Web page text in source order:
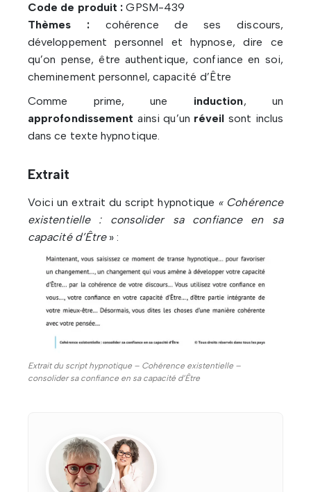
Code de produit : GPSM-439
Thèmes : cohérence de ses discours,
développement personnel et hypnose, dire ce
qu’on pense, être authentique, confiance en soi,
cheminement personnel, capacité d’Être
Comme prime, une induction, un
approfondissement ainsi qu’un réveil sont inclus
dans ce texte hypnotique.
Extrait
Voici un extrait du script hypnotique « Cohérence
existentielle : consolider sa confiance en sa
capacité d’Être» :
Extrait du script hypnotique – Cohérence existentielle –
consolider sa confiance en sa capacité d’Être